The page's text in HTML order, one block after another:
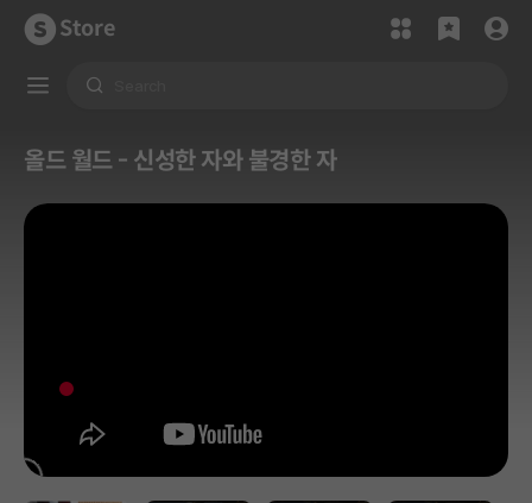
Store
올드 월드 - 신성한 자와 불경한 자